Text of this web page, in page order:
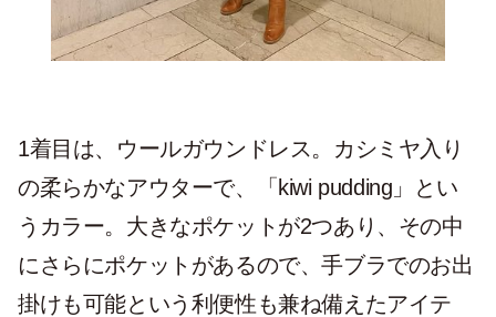
1着目は、ウールガウンドレス。カシミヤ入り
の柔らかなアウターで、「kiwi pudding」とい
うカラー。大きなポケットが2つあり、その中
にさらにポケットがあるので、手ブラでのお出
掛けも可能という利便性も兼ね備えたアイテ